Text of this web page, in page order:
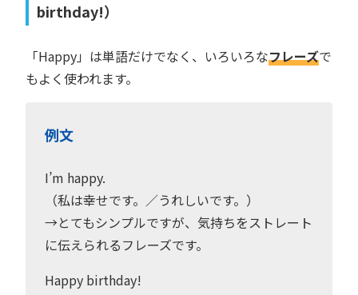
birthday!）
「Happy」は単語だけでなく、いろいろなフレーズで
もよく使われます。
例文
I’m happy.
（私は幸せです。／うれしいです。）
→とてもシンプルですが、気持ちをストレート
に伝えられるフレーズです。
Happy birthday!